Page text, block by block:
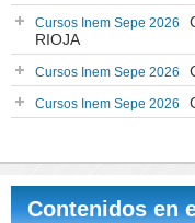
Cursos Inem Sepe 2026
RIOJA
Cursos Inem Sepe 2026
Cursos Inem Sepe 2026
Contenidos en